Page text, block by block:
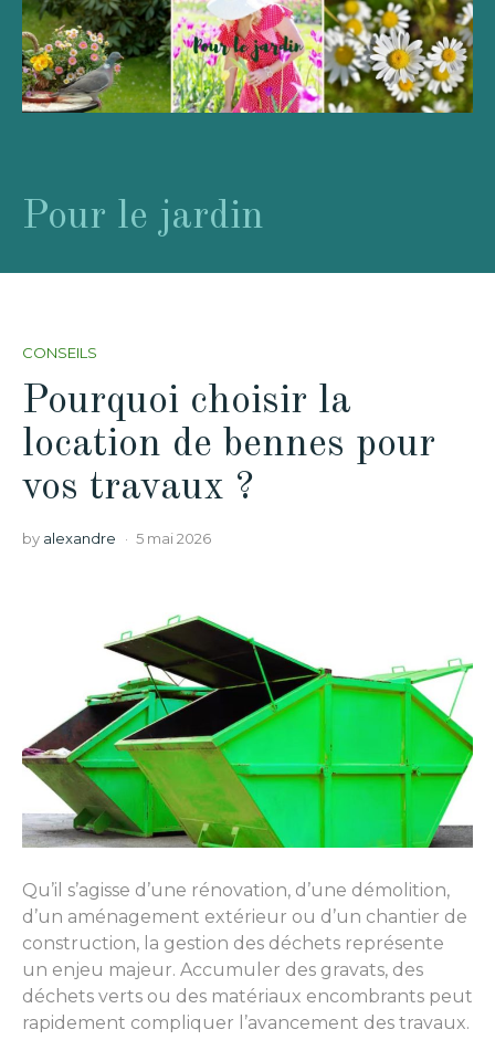
Pour le jardin
CONSEILS
Pourquoi choisir la
location de bennes pour
vos travaux ?
by alexandre 5 mai 2026
Qu’il s’agisse d’une rénovation, d’une démolition,
d’un aménagement extérieur ou d’un chantier de
construction, la gestion des déchets représente
un enjeu majeur. Accumuler des gravats, des
déchets verts ou des matériaux encombrants peut
rapidement compliquer l’avancement des travaux.